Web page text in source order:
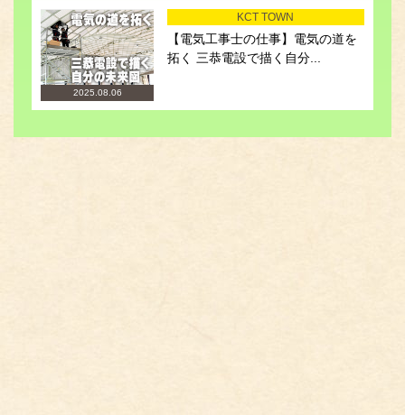
2025.08.06
KCT TOWN
【電気工事士の仕事】電気の道を
拓く 三恭電設で描く自分...